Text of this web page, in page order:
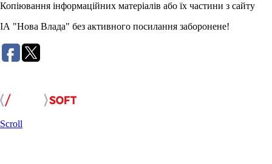
Копіювання інформаційних матеріалів або їх частини з сайту
ІА "Нова Влада" без активного посилання заборонене!
Scroll